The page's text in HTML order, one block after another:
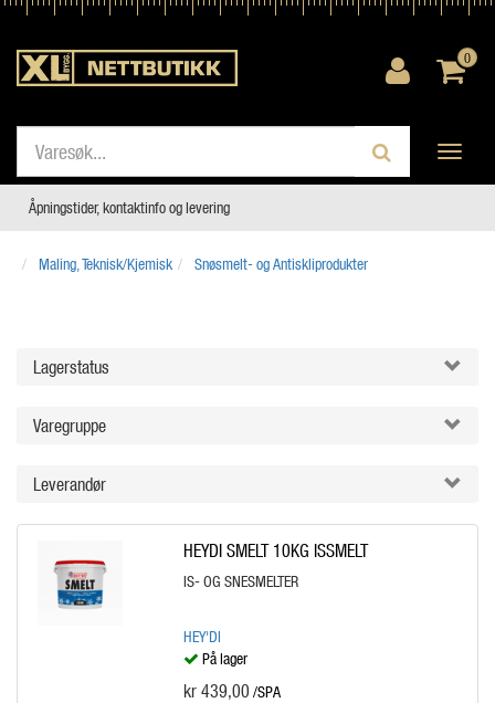
0
Toggle
Åpningstider, kontaktinfo og levering
Maling, Teknisk/Kjemisk Snøsmelt- og Antiskliprodukter
Lagerstatus
Varegruppe
Leverandør
HEYDI SMELT 10KG ISSMELT
IS- OG SNESMELTER
HEY'DI
På lager
kr 439,00 /SPA